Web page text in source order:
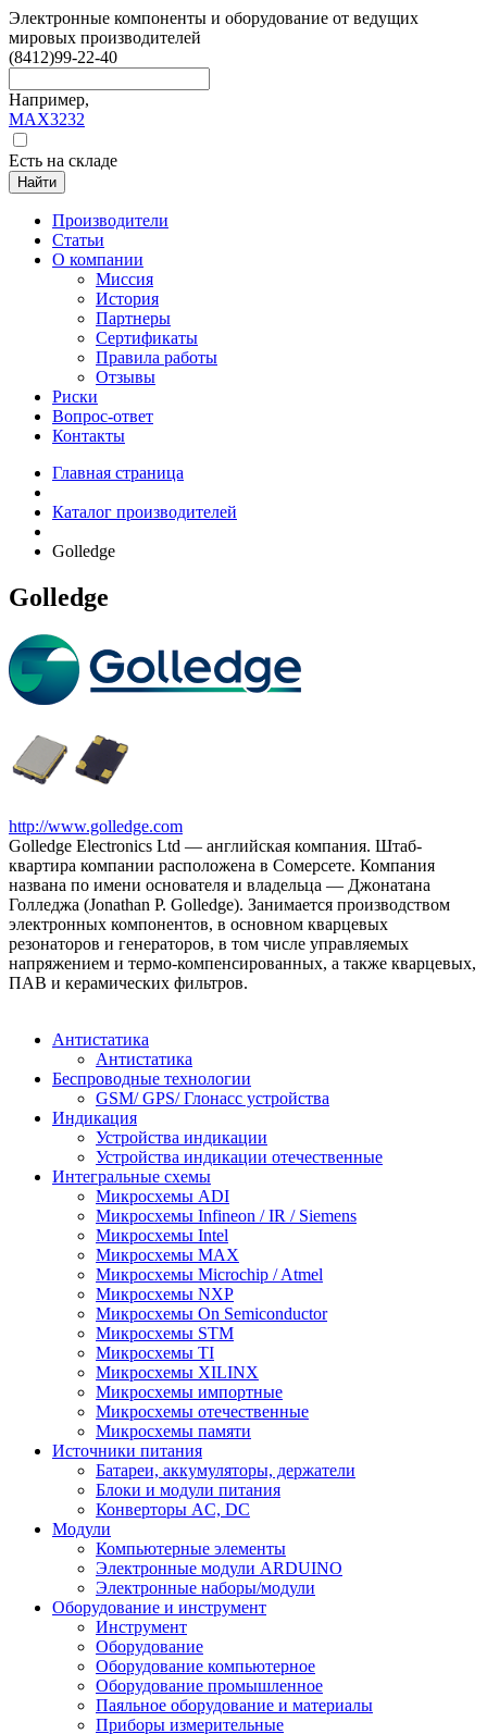
Электронные компоненты и оборудование от ведущих
мировых производителей
(8412)99-22-40
Например,
MAX3232
Есть на складе
Найти
Производители
Статьи
О компании
Миссия
История
Партнеры
Сертификаты
Правила работы
Отзывы
Риски
Вопрос-ответ
Контакты
Главная страница
Каталог производителей
Golledge
Golledge
http://www.golledge.com
Golledge Electronics Ltd — английская компания. Штаб-
квартира компании расположена в Сомерсете. Компания
названа по имени основателя и владельца — Джонатана
Голледжа (Jonathan P. Golledge). Занимается производством
электронных компонентов, в основном кварцевых
резонаторов и генераторов, в том числе управляемых
напряжением и термо-компенсированных, а также кварцевых,
ПАВ и керамических фильтров.
Антистатика
Антистатика
Беспроводные технологии
GSM/ GPS/ Глонасс устройства
Индикация
Устройства индикации
Устройства индикации отечественные
Интегральные схемы
Микросхемы ADI
Микросхемы Infineon / IR / Siemens
Микросхемы Intel
Микросхемы MAX
Микросхемы Microchip / Atmel
Микросхемы NXP
Микросхемы On Semiconductor
Микросхемы STM
Микросхемы TI
Микросхемы XILINX
Микросхемы импортные
Микросхемы отечественные
Микросхемы памяти
Источники питания
Батареи, аккумуляторы, держатели
Блоки и модули питания
Конверторы AC, DC
Модули
Компьютерные элементы
Электронные модули ARDUINO
Электронные наборы/модули
Оборудование и инструмент
Инструмент
Оборудование
Оборудование компьютерное
Оборудование промышленное
Паяльное оборудование и материалы
Приборы измерительные